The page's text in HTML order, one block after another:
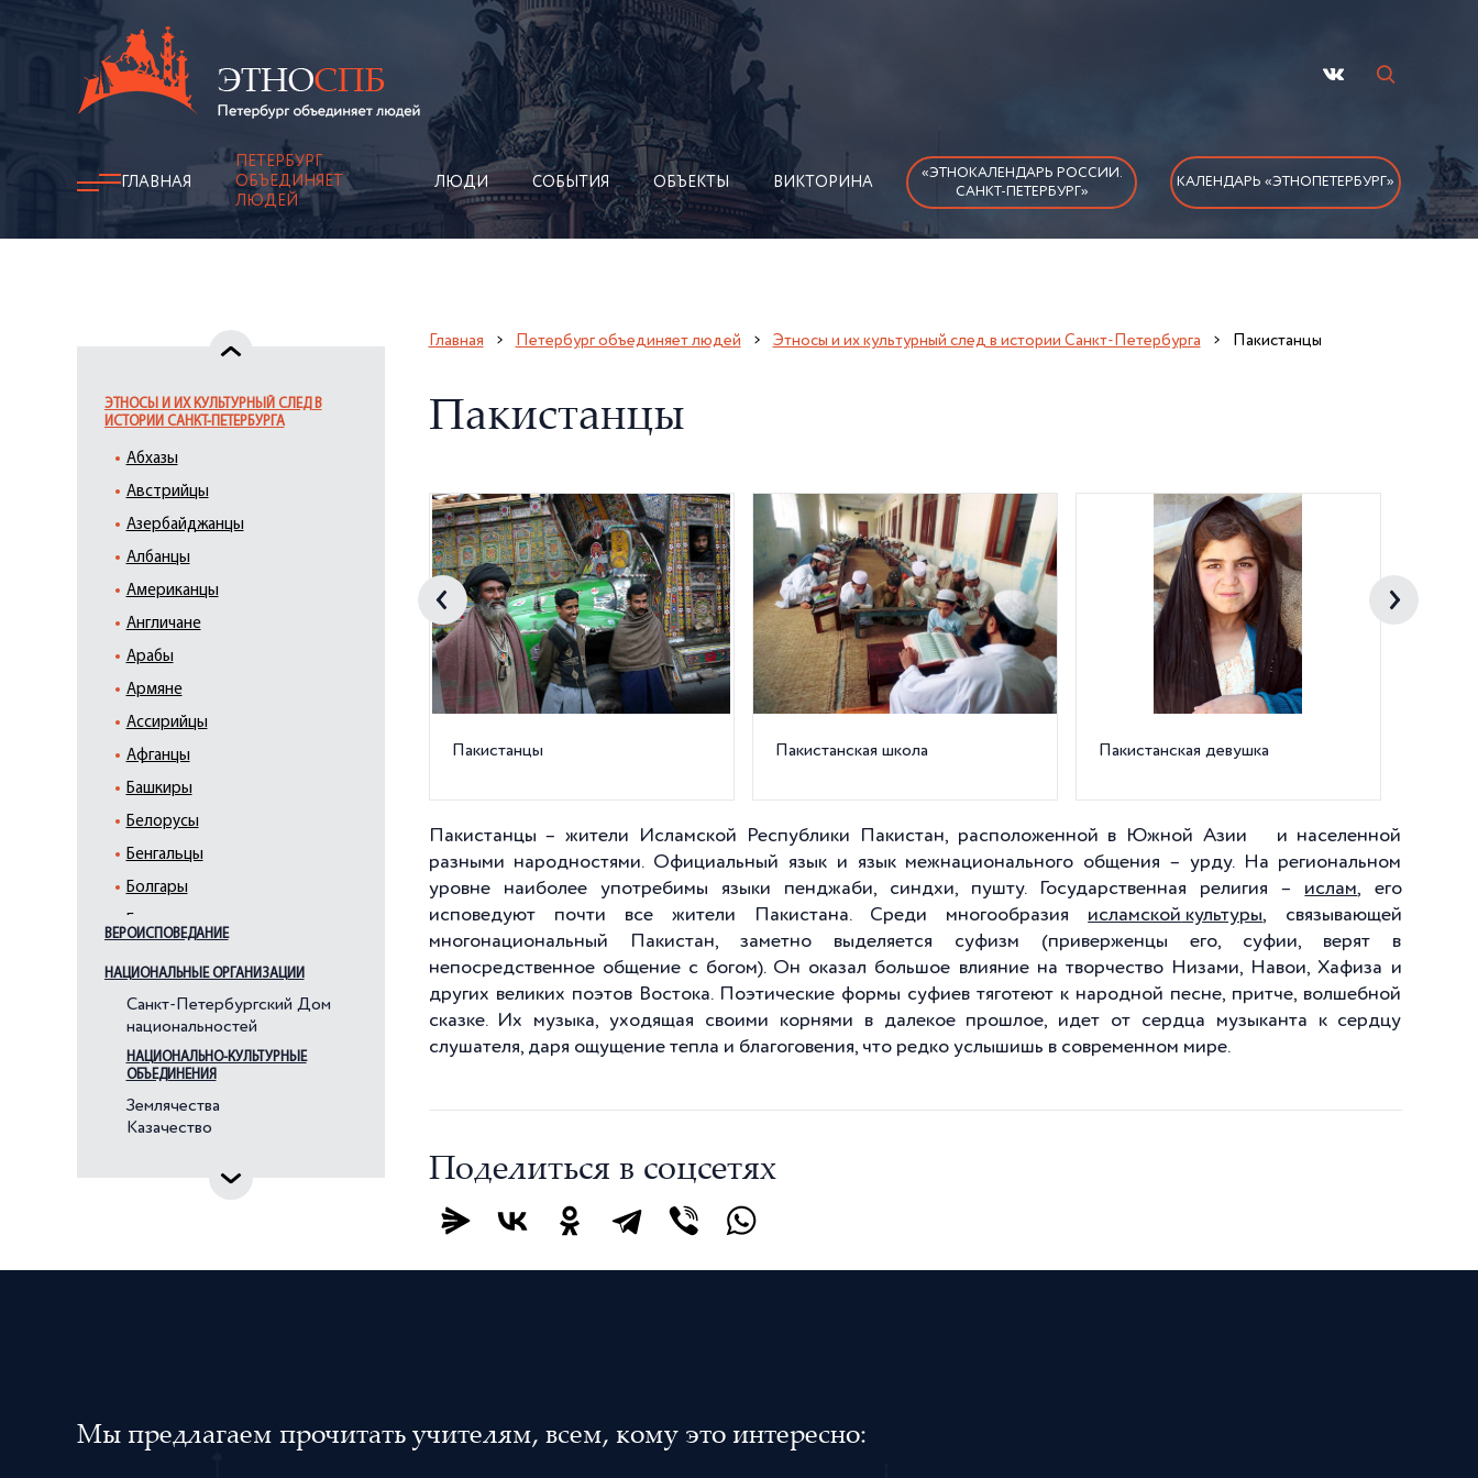
ГЛАВНАЯ
ПЕТЕРБУРГ
ОБЪЕДИНЯЕТ
ЛЮДЕЙ
ЛЮДИ СОБЫТИЯ ОБЪЕКТЫ ВИКТОРИНА
«ЭТНОКАЛЕНДАРЬ РОССИИ.
САНКТ-ПЕТЕРБУРГ»
КАЛЕНДАРЬ «ЭТНОПЕТЕРБУРГ»
ЭТНОСЫ И ИХ КУЛЬТУРНЫЙ СЛЕД В
ИСТОРИИ САНКТ-ПЕТЕРБУРГА
Абхазы
Австрийцы
Азербайджанцы
Албанцы
Американцы
Англичане
Арабы
Армяне
Ассирийцы
Афганцы
Башкиры
Белорусы
Бенгальцы
Болгары
Вепсы
Водь
Вьетнамцы
Голландцы
Испанцы
ВЕРОИСПОВЕДАНИЕ
НАЦИОНАЛЬНЫЕ ОРГАНИЗАЦИИ
Санкт-Петербургский Дом
национальностей
НАЦИОНАЛЬНО-КУЛЬТУРНЫЕ
ОБЪЕДИНЕНИЯ
Землячества
Казачество
Главная Петербург объединяет людей Этносы и их культурный след в истории Санкт-Петербурга Пакистанцы
Пакистанцы
Пакистанцы Пакистанская школа Пакистанская девушка
Пакистанцы – жители Исламской Республики Пакистан, расположенной в Южной Азии и населенной
разными народностями. Официальный язык и язык межнационального общения – урду. На региональном
уровне наиболее употребимы языки пенджаби, синдхи, пушту. Государственная религия – ислам, его
исповедуют почти все жители Пакистана. Среди многообразия исламской культуры, связывающей
многонациональный Пакистан, заметно выделяется суфизм (приверженцы его, суфии, верят в
непосредственное общение с богом). Он оказал большое влияние на творчество Низами, Навои, Хафиза и
других великих поэтов Востока. Поэтические формы суфиев тяготеют к народной песне, притче, волшебной
сказке. Их музыка, уходящая своими корнями в далекое прошлое, идет от сердца музыканта к сердцу
слушателя, даря ощущение тепла и благоговения, что редко услышишь в современном мире.
Поделиться в соцсетях
Мы предлагаем прочитать учителям, всем, кому это интересно: